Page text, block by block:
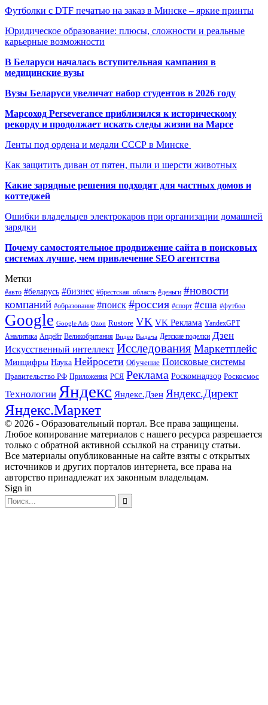
Футболки с DTF печатью на заказ в Минске – яркие принты
Юридическое образование: плюсы, сложности и реальные
карьерные возможности
В Беларуси началась вступительная кампания в
медицинские вузы
Вузы Беларуси увеличат набор студентов в 2026 году
Марсоход Perseverance приблизился к историческому
рекорду и продолжает искать следы жизни на Марсе
Ленты под ордена и медали СССР в Минске
Как защитить диван от пятен, пыли и шерсти животных
Какие зарядные решения подходят для частных домов и
коттеджей
Ошибки владельцев электрокаров при организации домашней
зарядки
Почему самостоятельное продвижение сайта в поисковых
системах лучше, чем привлечение SEO агентства
Метки
#авто #беларусь #бизнес #брестская_область #деньги #новости
компаний #образование #поиск #россия #спорт #сша #футбол
Google Google Ads Ozon Rustore VK VK Реклама YandexGPT
Аналитика Апдейт Великобритания Видео Выдача Детские поделки Дзен
Искусственный интеллект ИсследованияМаркетплейс
Минцифры Наука Нейросети Обучение Поисковые системы
Правительство РФ Приложения РСЯ Реклама Роскомнадзор Роскосмос
Технологии Яндекс Яндекс.Дзен Яндекс.Директ
Яндекс.Маркет
© 2026 - Образовательный портал. Все права защищены.
Любое копирование материалов с нашего ресурса разрешается
только с обратной активной ссылкой на страницу статьи.
Все материалы опубликованные на сайте взяты с открытых
источников и других порталов интернета, все права на
авторство принадлежат их законным владельцам.
Sign in